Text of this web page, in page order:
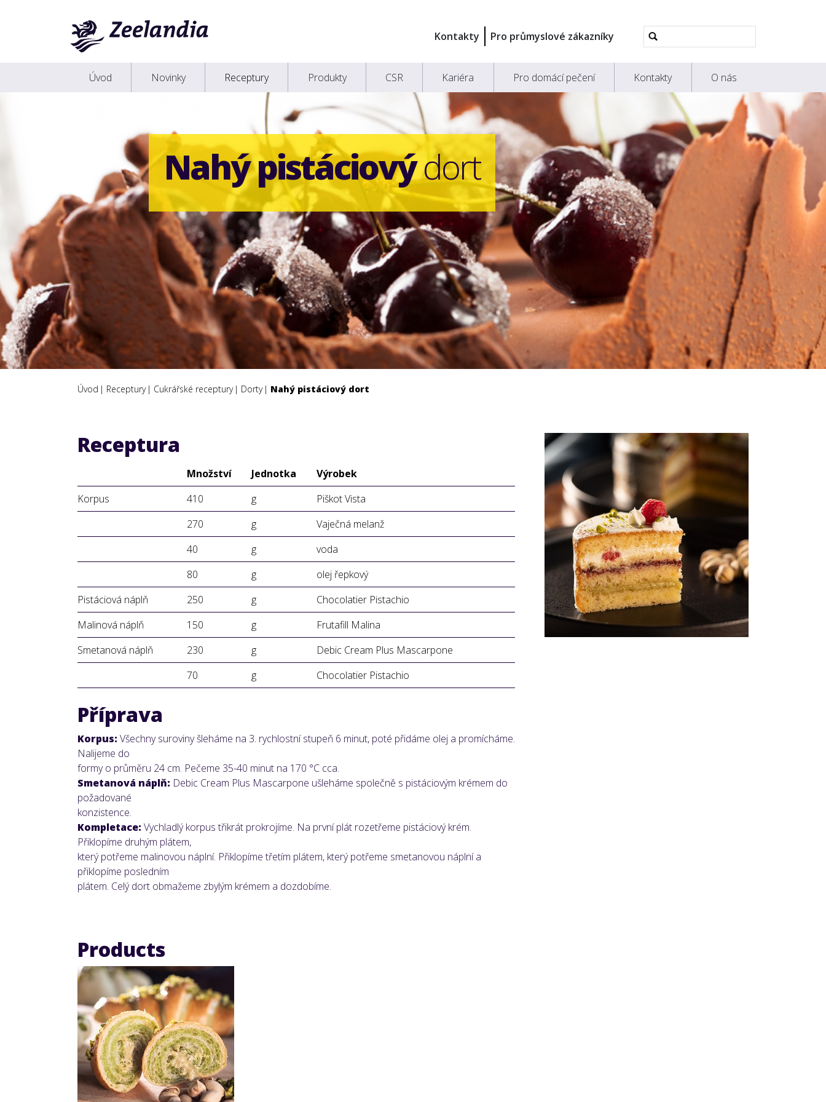
Kontakty Pro průmyslové zákazníky
Pokročilé
vyhledávání...
Úvod Novinky Receptury Produkty CSR Kariéra Pro domácí pečení Kontakty O nás
Nahý pistáciovýdort
Úvod Receptury Cukrářské receptury Dorty Nahý pistáciový dort
Receptura
Množství Jednotka
Výrobek
Korpus
410 g
Piškot Vista
270
g
Vaječná melanž
40
g
voda
80
g
olej řepkový
Pistáciová náplň
250 g
Chocolatier Pistachio
Malinová náplň
150 g
Frutafill Malina
Smetanová náplň
230 g
Debic Cream Plus Mascarpone
70
g Chocolatier Pistachio
Příprava
Korpus: Všechny suroviny šleháme na 3. rychlostní stupeň 6 minut, poté přidáme olej a promícháme.
Nalijeme do
formy o průměru 24 cm. Pečeme 35-40 minut na 170 °C cca.
Smetanová náplň: Debic Cream Plus Mascarpone ušleháme společně s pistáciovým krémem do
požadované
konzistence.
Kompletace: Vychladlý korpus třikrát prokrojíme. Na první plát rozetřeme pistáciový krém.
Přiklopíme druhým plátem,
který potřeme malinovou náplní. Přiklopíme třetím plátem, který potřeme smetanovou náplní a
přiklopíme posledním
plátem. Celý dort obmažeme zbylým krémem a dozdobíme.
Products